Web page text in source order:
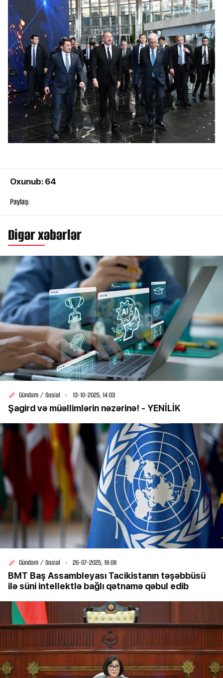
Oxunub: 64
Paylaş:
Digər xəbərlər
Gündəm / Sosial 13-10-2025, 14:03
Şagird və müəllimlərin nəzərinə! - YENİLİK
Gündəm / Sosial 26-07-2025, 18:08
BMT Baş Assambleyası Tacikistanın təşəbbüsü
ilə süni intellektlə bağlı qətnamə qəbul edib